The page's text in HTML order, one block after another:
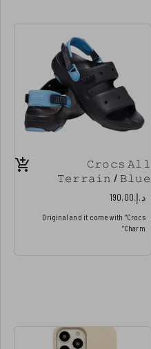
𝙲𝚛𝚘𝚌𝚜 𝙰𝚕𝚕
𝚃𝚎𝚛𝚛𝚊𝚒𝚗 / 𝙱𝚕𝚞𝚎
د.إ.‏190.00
Original and it come with “Crocs
Charm”